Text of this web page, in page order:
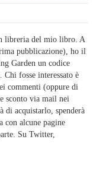
libreria del mio libro. A
pubblicazione), ho il
Garden un codice
fosse interessato è
commenti (oppure di
sconto via mail nei
acquistarlo, spenderà
con alcune pagine
Su Twitter,